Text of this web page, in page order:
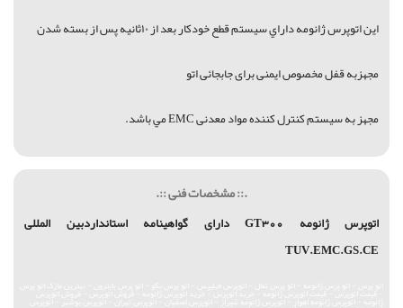
اين اتوپرس ژانومه داراي سيستم قطع خودکار بعد از ۱۰ثانیه پس از بسته شدن
مجهزبه قفل مخصوص ایمنی برای جابجائی اتو
مجهز به سیستم کنترل کننده مواد معدنی EMC مي باشد.
.:: مشخصات فنی ::.
اتوپرس ژانومه GT300
دارای گواهینامه استانداردبین المللی
TUV.EMC.GS.CE